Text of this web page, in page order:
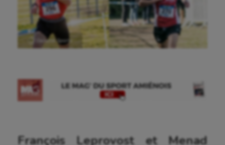
Ⓒ Gazette Sports
François Leprovost et Menad